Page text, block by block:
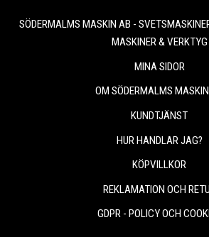
SÖDERMALMS MASKIN AB -
MASKINER & VERKTYG
MINA SIDOR
OM SÖDERMALMS
KUNDTJÄNST
HUR HANDLAR JAG?
KÖPVILLKOR
REKLAMATION OCH
GDPR - POLICY OCH